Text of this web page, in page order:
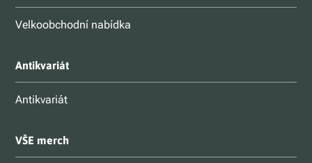
Velkoobchodní nabídka
Antikvariát
Antikvariát
VŠE merch